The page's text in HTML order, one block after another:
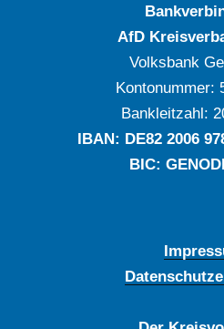
AfD
Volksbank
Kontonummer:
Bankleitzahl:
IBAN: DE‍82 ‍2006
BIC: